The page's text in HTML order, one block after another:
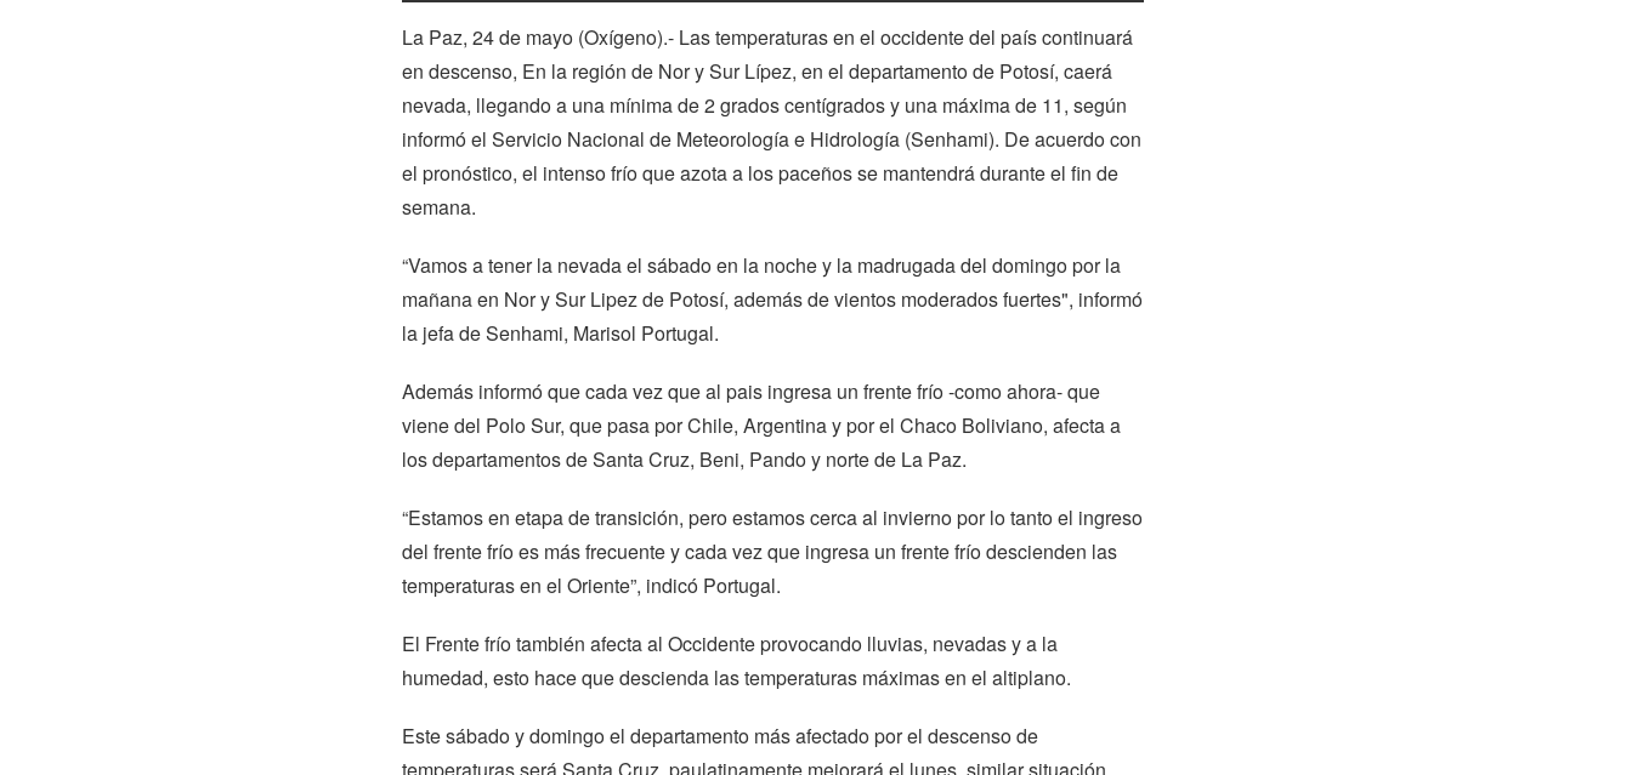
La Paz, 24 de mayo (Oxígeno).- Las temperaturas en el occidente del país continuará
en descenso, En la región de Nor y Sur Lípez, en el departamento de Potosí, caerá
nevada, llegando a una mínima de 2 grados centígrados y una máxima de 11, según
informó el Servicio Nacional de Meteorología e Hidrología (Senhami). De acuerdo con
el pronóstico, el intenso frío que azota a los paceños se mantendrá durante el fin de
semana.
“Vamos a tener la nevada el sábado en la noche y la madrugada del domingo por la
mañana en Nor y Sur Lipez de Potosí, además de vientos moderados fuertes", informó
la jefa de Senhami, Marisol Portugal.
Además informó que cada vez que al pais ingresa un frente frío -como ahora- que
viene del Polo Sur, que pasa por Chile, Argentina y por el Chaco Boliviano, afecta a
los departamentos de Santa Cruz, Beni, Pando y norte de La Paz.
“Estamos en etapa de transición, pero estamos cerca al invierno por lo tanto el ingreso
del frente frío es más frecuente y cada vez que ingresa un frente frío descienden las
temperaturas en el Oriente”, indicó Portugal.
El Frente frío también afecta al Occidente provocando lluvias, nevadas y a la
humedad, esto hace que descienda las temperaturas máximas en el altiplano.
Este sábado y domingo el departamento más afectado por el descenso de
temperaturas será Santa Cruz, paulatinamente mejorará el lunes, similar situación